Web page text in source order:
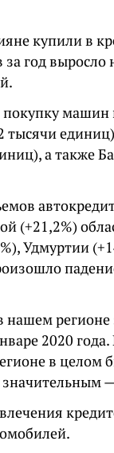
купили в
год
покупку
тысячи
а также
(+21,2%)
Удмуртии
нашем регионе
2020
в целом